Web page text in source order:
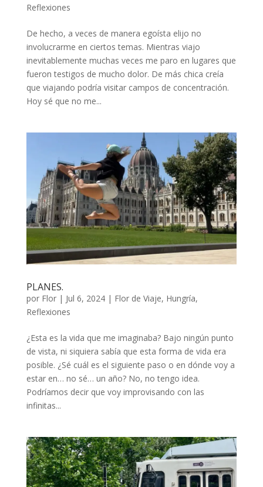
Reflexiones
De hecho, a veces de manera egoísta elijo no
involucrarme en ciertos temas. Mientras viajo
inevitablemente muchas veces me paro en lugares que
fueron testigos de mucho dolor. De más chica creía
que viajando podría visitar campos de concentración.
Hoy sé que no me...
PLANES.
por Flor| Jul 6, 2024| Flor de Viaje, Hungría,
Reflexiones
¿Esta es la vida que me imaginaba? Bajo ningún punto
de vista, ni siquiera sabía que esta forma de vida era
posible. ¿Sé cuál es el siguiente paso o en dónde voy a
estar en… no sé… un año? No, no tengo idea.
Podríamos decir que voy improvisando con las
infinitas...